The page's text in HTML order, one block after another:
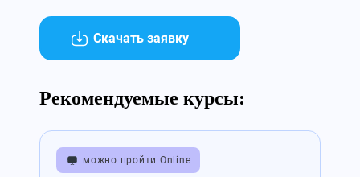
Скачать заявку
Рекомендуемые курсы:
можно пройти Online